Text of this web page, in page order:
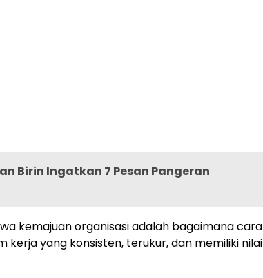
Birin Ingatkan 7 Pesan Pangeran
kemajuan organisasi adalah bagaimana cara
kerja yang konsisten, terukur, dan memiliki nilai